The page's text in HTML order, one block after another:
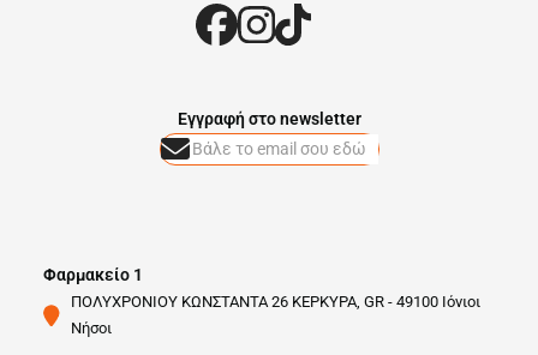
Φαρμακείο 1
ΠΟΛΥΧΡΟΝΙΟΥ ΚΩΝΣΤΑΝΤΑ 26 ΚΕΡΚΥΡΑ, GR - 49100 Ιόνιοι
Νήσοι
Eγγραφή στο newsletter